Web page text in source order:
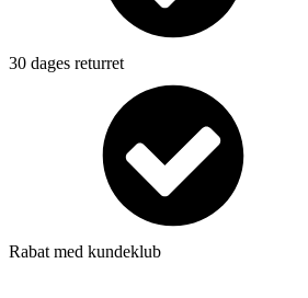
30 dages returret
Rabat med kundeklub